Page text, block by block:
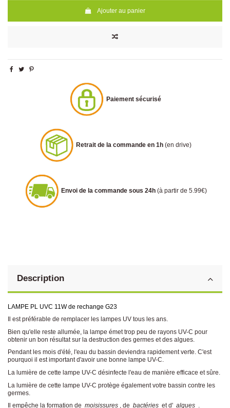
Ajouter au panier
Paiement sécurisé
Retrait de la commande en 1h (en drive)
Envoi de la commande sous 24h (à partir de 5.99€)
Description
LAMPE PL UVC 11W de rechange G23
Il est préférable de remplacer les lampes UV tous les ans.
Bien qu'elle reste allumée, la lampe émet trop peu de rayons UV-C pour
obtenir un bon résultat sur la destruction des germes et des algues.
Pendant les mois d'été, l'eau du bassin deviendra rapidement verte. C'est
pourquoi il est important d'avoir une bonne lampe UV-C.
La lumière de cette lampe UV-C désinfecte l'eau de manière efficace et sûre.
La lumière de cette lampe UV-C protège également votre bassin contre les
germes.
Il empêche la formation de moisissures , de bactéries et d' algues .